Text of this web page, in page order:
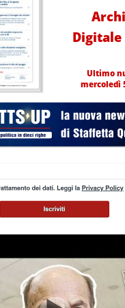
Digitale
Ultimo
mercoledì